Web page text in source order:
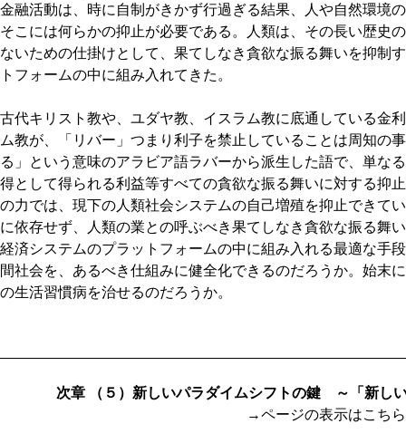
金融活動は、時に自制がきかず行過ぎる結果、人や自然環境
そこには何らかの抑止が必要である。人類は、その長い歴史
ないための仕掛けとして、果てしなき貪欲な振る舞いを抑制
トフォームの中に組み入れてきた。
古代キリスト教や、ユダヤ教、イスラム教に底通している金
ム教が、「リバー」つまり利子を禁止していることは周知の
る」という意味のアラビア語ラバーから派生した語で、単な
得として得られる利益等すべての貪欲な振る舞いに対する抑
の力では、現下の人類社会システムの自己増殖を抑止できて
に依存せず、人類の業との呼ぶべき果てしなき貪欲な振る舞
経済システムのプラットフォームの中に組み入れる最適な手
間社会を、あるべき仕組みに健全化できるのだろうか。始末
の生活習慣病を治せるのだろうか。
次章 （５）新しいパラダイムシフトの鍵 ～「新し
→ページの表示はこちら